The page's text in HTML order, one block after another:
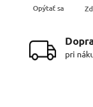
Opýtať sa
pri